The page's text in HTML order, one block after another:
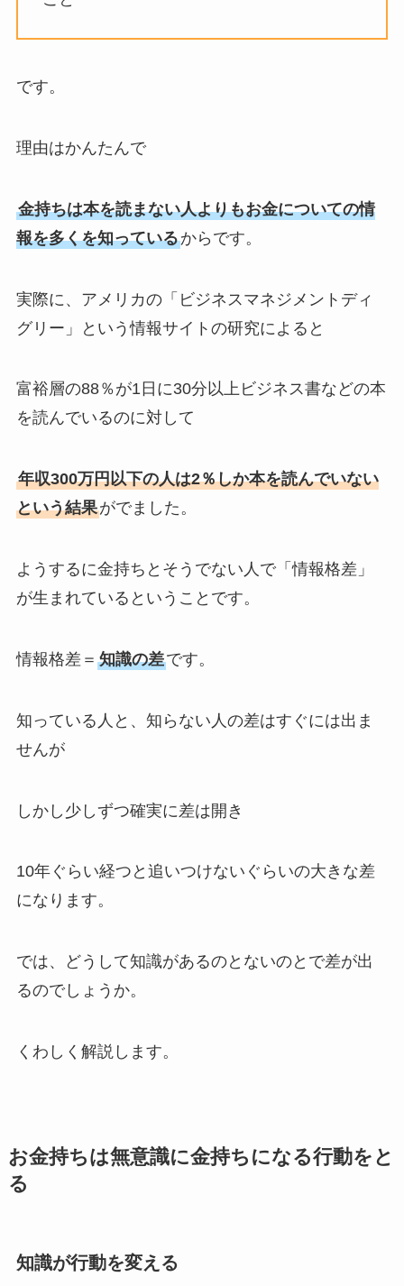
です。
理由はかんたんで
金持ちは本を読まない人よりもお金についての情
報を多くを知っているからです。
実際に、アメリカの「ビジネスマネジメントディ
グリー」という情報サイトの研究によると
富裕層の88％が1日に30分以上ビジネス書などの本
を読んでいるのに対して
年収300万円以下の人は2％しか本を読んでいない
という結果がでました。
ようするに金持ちとそうでない人で「情報格差」
が生まれているということです。
情報格差＝ 知識の差です。
知っている人と、知らない人の差はすぐには出ま
せんが
しかし少しずつ確実に差は開き
10年ぐらい経つと追いつけないぐらいの大きな差
になります。
では、どうして知識があるのとないのとで差が出
るのでしょうか。
くわしく解説します。
お金持ちは無意識に金持ちになる行動をと
る
知識が行動を変える